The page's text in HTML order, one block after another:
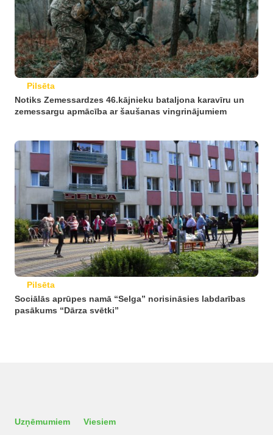
Pilsēta
Notiks Zemessardzes 46.kājnieku bataljona karavīru un
zemessargu apmācība ar šaušanas vingrinājumiem
Pilsēta
Sociālās aprūpes namā “Selga” norisināsies labdarības
pasākums “Dārza svētki”
Uzņēmumiem Viesiem